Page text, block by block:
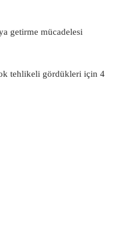
getirme mücadelesi
tehlikeli gördükleri için 4